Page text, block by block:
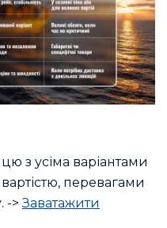
з усіма варіантами
перевагами
->Заватажити